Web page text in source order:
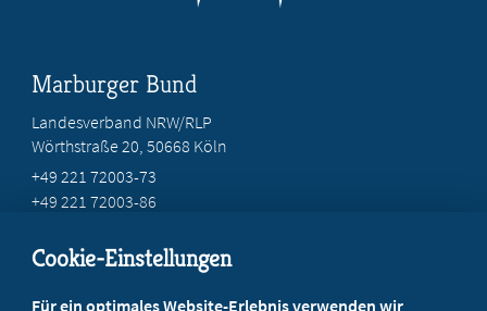
Marburger Bund
Landesverband NRW/RLP
Wörthstraße 20, 50668 Köln
+49 221 72003-73
+49 221 72003-86
Cookie-Einstellungen
Für ein optimales Website-Erlebnis verwenden wir